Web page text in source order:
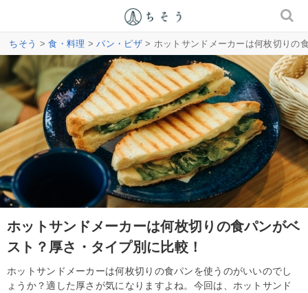
ちそう >食・料理 >パン・ピザ> ホットサンドメーカーは何枚切りの
ホットサンドメーカーは何枚切りの食パンがベ
スト？厚さ・タイプ別に比較！
ホットサンドメーカーは何枚切りの食パンを使うのがいいのでし
ょうか？適した厚さが気になりますよね。今回は、ホットサンド